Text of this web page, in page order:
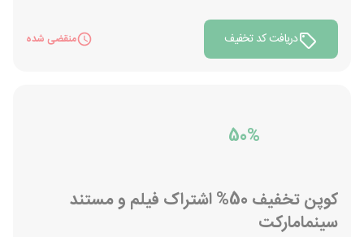
دریافت کد تخفیف منقضی شده
50%
کوپن تخفیف 50% اشتراک فیلم و مستند
سینمامارکت